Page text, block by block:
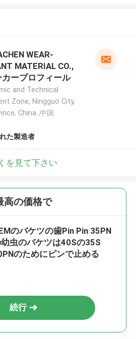
WEAR-
MATERIAL CO.,
カープロフィール
and Technical
Zone, Ningguo City,
China ,中国
た製造者
を見て下さい
高の価格で
のバケツの歯Pin Pin 35PN
虫のバケツは40Sの35S
のためにピンで止める
続行